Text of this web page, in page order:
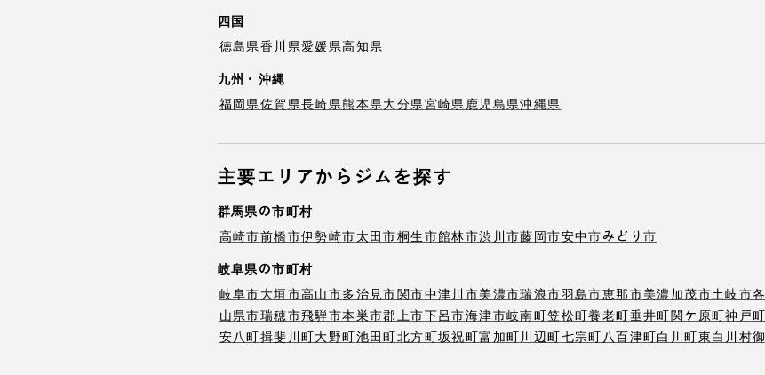
四国
徳島県香川県愛媛県高知県
九州・沖縄
福岡県佐賀県長崎県熊本県大分県宮崎県鹿児島県沖縄県
主要エリアからジムを探す
群馬県の市町村
高崎市前橋市伊勢崎市太田市桐生市館林市渋川市藤岡市安中市みどり市
岐阜県の市町村
岐阜市大垣市高山市多治見市関市中津川市美濃市瑞浪市羽島市恵那市美濃加茂市土岐市
山県市瑞穂市飛騨市本巣市郡上市下呂市海津市岐南町笠松町養老町垂井町関ケ原町神戸町
安八町揖斐川町大野町池田町北方町坂祝町富加町川辺町七宗町 八百津町白川町東白川村